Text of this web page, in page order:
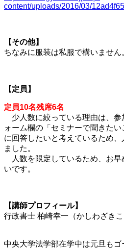
content/uploads/2016/03/
【その他】
ちなみに服装は私服で構いません
【定員】
定員10名残席6名
少人数に絞っている理由は、参
ォーム欄の「セミナーで聞きた
に回答したいと考えているため
ました。
人数を限定しているため、お早
いです。
【講師プロフィール】
行政書士 柏崎幸一（かしわざきこ
中央大学法学部在学中は元旦も